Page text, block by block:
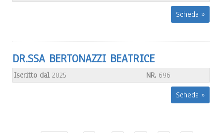
Scheda »
DR.SSA BERTONAZZI BEATRICE
Iscritto dal 2025 NR. 696
Scheda »